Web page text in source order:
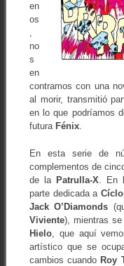
en
os
,
no
s
en
contramos con una
al morir, transmitió
en lo que podríamos
futura Fénix.
En esta serie de
complementos de
de la Patrulla-X . En
parte dedicada a
Jack O’Diamonds
Viviente), mientras
Hielo, que aquí
artístico que se
cambios cuando Roy